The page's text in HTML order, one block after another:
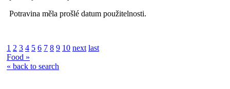
Potravina měla prošlé datum použitelnosti.
1 2 3 4 5 6 7 8 9 10 next last
Food »
« back to search